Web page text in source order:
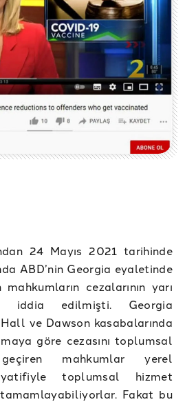
24 Mayıs 2021 tarihinde
ABD’nin Georgia eyaletinde
cezalarının yarı
iddia edilmişti. Georgia
ve Dawson kasabalarında
göre cezasını toplumsal
mahkumlar yerel
toplumsal hizmet
tamamlayabiliyorlar. Fakat bu